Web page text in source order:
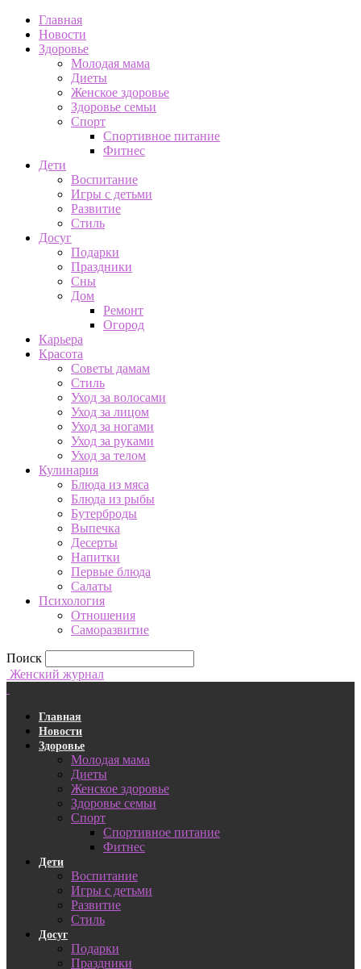
Главная
Новости
Здоровье
Молодая мама
Диеты
Женское здоровье
Здоровье семьи
Спорт
Спортивное питание
Фитнес
Дети
Воспитание
Игры с детьми
Развитие
Стиль
Досуг
Подарки
Праздники
Сны
Дом
Ремонт
Огород
Карьера
Красота
Советы дамам
Стиль
Уход за волосами
Уход за лицом
Уход за ногами
Уход за руками
Уход за телом
Кулинария
Блюда из мяса
Блюда из рыбы
Бутерброды
Выпечка
Десерты
Напитки
Первые блюда
Салаты
Психология
Отношения
Саморазвитие
Поиск
Женский журнал
Главная
Новости
Здоровье
Молодая мама
Диеты
Женское здоровье
Здоровье семьи
Спорт
Спортивное питание
Фитнес
Дети
Воспитание
Игры с детьми
Развитие
Стиль
Досуг
Подарки
Праздники